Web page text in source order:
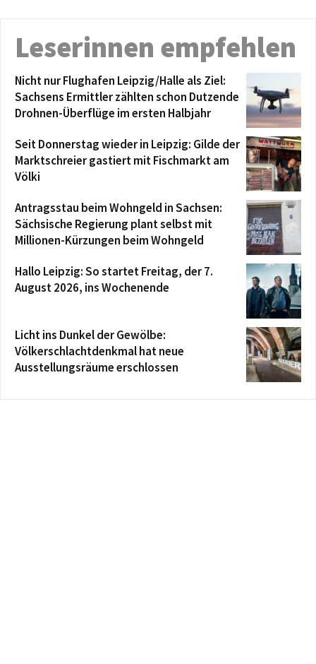
Leserinnen empfehlen
Nicht nur Flughafen Leipzig/Halle als Ziel:
Sachsens Ermittler zählten schon Dutzende
Drohnen-Überflüge im ersten Halbjahr
Seit Donnerstag wieder in Leipzig: Gilde der
Marktschreier gastiert mit Fischmarkt am
Völki
Antragsstau beim Wohngeld in Sachsen:
Sächsische Regierung plant selbst mit
Millionen-Kürzungen beim Wohngeld
Hallo Leipzig: So startet Freitag, der 7.
August 2026, ins Wochenende
Licht ins Dunkel der Gewölbe:
Völkerschlachtdenkmal hat neue
Ausstellungsräume erschlossen